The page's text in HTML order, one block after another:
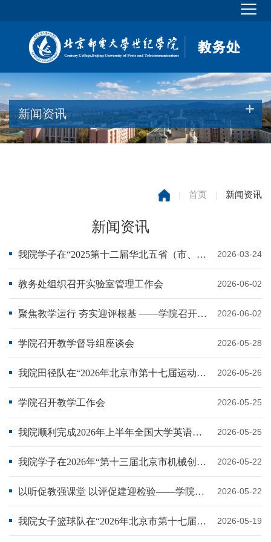
新闻资讯
| 首页 | 新闻资讯
新闻资讯
2026-03-24
我院学子在“2025第十二届华北五省（市、自治区）大学生机器人大赛”中取得佳绩
2026-06-02
教务处组织召开实验室管理工作会
2026-06-02
聚焦教学运行 夯实迎评根基 ——学院召开教学单位负责人联席会
2026-05-28
学院召开教学督导组座谈会
2026-05-26
我院田径队在“2026年北京市第十七届运动会（高校组）暨首都高校第64届学生田径运动会上”取得佳绩
2026-05-25
学院召开教学工作会
2026-05-25
我院顺利完成2026年上半年全国大学英语四、六级口语考试工作
2026-05-22
我院学子在2026年“第十三届北京市机械创新设计大赛”中再创佳绩
2026-05-22
以听促教强课堂 以评促建迎检验——学院开展评估前专家线上听课检查
2026-05-19
我院女子篮球队在“2026年北京市第十七届运动会篮球比赛”中取得佳绩